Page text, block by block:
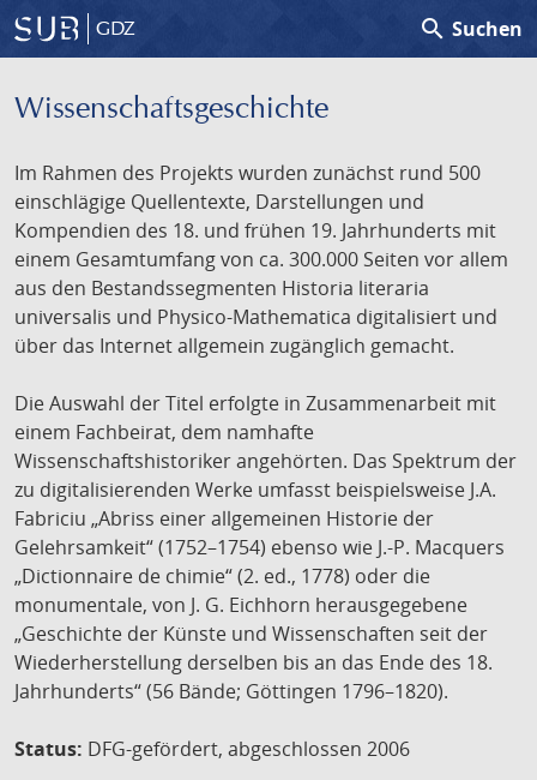
GDZ search Suchen
Wissenschafts­geschichte
Im Rahmen des Projekts wurden zunächst rund 500
einschlägige Quellentexte, Darstellungen und
Kompendien des 18. und frühen 19. Jahrhunderts mit
einem Gesamtumfang von ca. 300.000 Seiten vor allem
aus den Bestandssegmenten Historia literaria
universalis und Physico-Mathematica digitalisiert und
über das Internet allgemein zugänglich gemacht.
Die Auswahl der Titel erfolgte in Zusammenarbeit mit
einem Fachbeirat, dem namhafte
Wissenschaftshistoriker angehörten. Das Spektrum der
zu digitalisierenden Werke umfasst beispielsweise J.A.
Fabriciu „Abriss einer allgemeinen Historie der
Gelehrsamkeit“ (1752–1754) ebenso wie J.-P. Macquers
„Dictionnaire de chimie“ (2. ed., 1778) oder die
monumentale, von J. G. Eichhorn herausgegebene
„Geschichte der Künste und Wissenschaften seit der
Wiederherstellung derselben bis an das Ende des 18.
Jahrhunderts“ (56 Bände; Göttingen 1796–1820).
Status: DFG-gefördert, abgeschlossen 2006